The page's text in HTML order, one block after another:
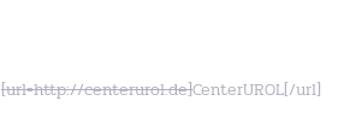
[url=http://centerurol.de]CenterUROL[/url]